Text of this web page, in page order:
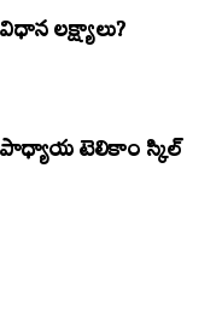
లక్ష్యాలు?
టెలికాం స్కిల్‌